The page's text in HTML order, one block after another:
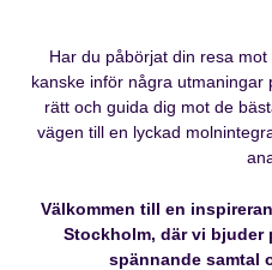
Har du påbörjat din resa
kanske inför några utmaningar
rätt och guida dig mot de
vägen till en lyckad
Välkommen till en
Stockholm, där vi bjuder
spännande samtal